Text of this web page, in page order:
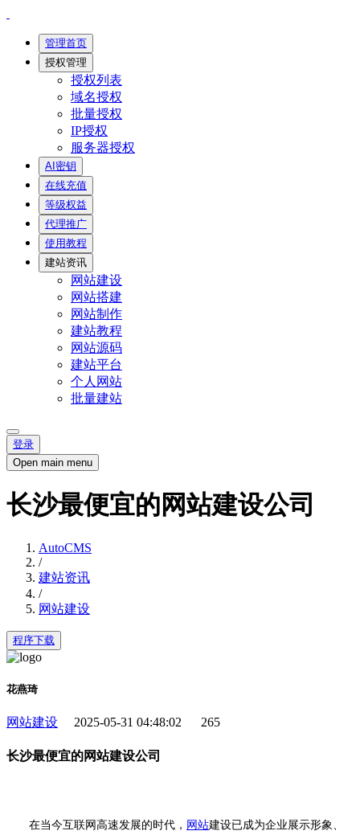
管理首页
授权管理
授权列表
域名授权
批量授权
IP授权
服务器授权
AI密钥
在线充值
等级权益
代理推广
使用教程
建站资讯
网站建设
网站搭建
网站制作
建站教程
网站源码
建站平台
个人网站
批量建站
登录
Open main menu
长沙最便宜的网站建设公司
AutoCMS
/
建站资讯
/
网站建设
程序下载
花燕琦
网站建设 2025-05-31 04:48:02 265
长沙最便宜的网站建设公司
在当今互联网高速发展的时代， 网站建设已成为企业展示形象、